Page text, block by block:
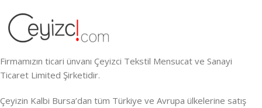
Firmamızın ticari ünvanı Çeyizci Tekstil Mensucat ve Sanayi
Ticaret Limited Şirketidir.
Çeyizin Kalbi Bursa’dan tüm Türkiye ve Avrupa ülkelerine satış